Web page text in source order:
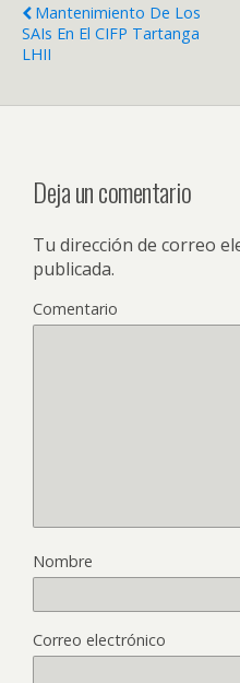
Mantenimiento De Los
SAIs En El CIFP Tartanga
LHII
Deja un comentario
Tu dirección de correo
publicada.
Comentario
Nombre
Correo electrónico